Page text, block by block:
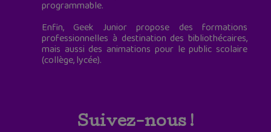
programmable.
Enfin, Geek Junior propose des formations
professionnelles à destination des bibliothécaires,
mais aussi des animations pour le public scolaire
(collège, lycée).
Suivez-nous !